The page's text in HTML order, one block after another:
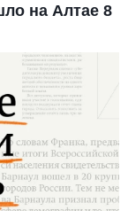
на Алтае 8